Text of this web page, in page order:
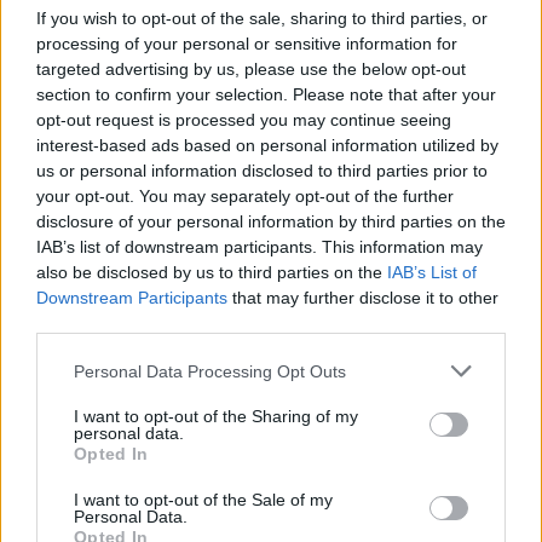
If you wish to opt-out of the sale, sharing to third parties, or
processing of your personal or sensitive information for
targeted advertising by us, please use the below opt-out
section to confirm your selection. Please note that after your
opt-out request is processed you may continue seeing
interest-based ads based on personal information utilized by
us or personal information disclosed to third parties prior to
your opt-out. You may separately opt-out of the further
disclosure of your personal information by third parties on the
IAB’s list of downstream participants. This information may
also be disclosed by us to third parties on the IAB’s List of
Downstream Participants that may further disclose it to other
Please note that this website/app uses one or more Google
not limited to your visit or usage behaviour. You may click to
grant or deny consent to Google and its third-party tags to
use your data for below specified purposes in below Google
consent section.
Personal Data Processing Opt Outs
I want to opt-out of the Sharing of my
personal data.
Opted In
I want to opt-out of the Sale of my
Personal Data.
Opted In
Δείτε βίντεο και φωτογραφίες από τα πρώτα
γυρίσματα της χολιγουντιανής ταινίας